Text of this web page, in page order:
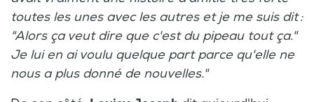
toutes les unes avec les autres et je me suis dit :
"Alors ça veut dire que c'est du pipeau tout ça."
Je lui en ai voulu quelque part parce qu'elle ne
nous a plus donné de nouvelles."